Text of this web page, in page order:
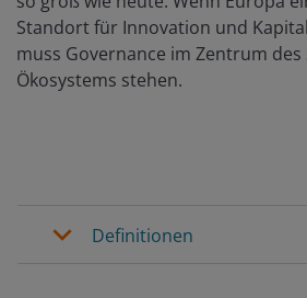
Standort für Innovation und
muss Governance im Zentrum des
Ökosystems stehen.
Definitionen